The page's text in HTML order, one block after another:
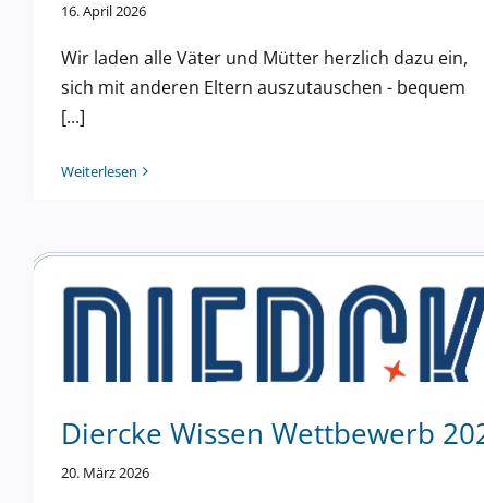
Online-Elternabend Gemeinsam
16. April 2026
Wir laden alle Väter und Mütter herzlich dazu ein,
sich mit anderen Eltern auszutauschen - bequem
[...]
Weiterlesen
Diercke Wissen Wettbewerb
20. März 2026